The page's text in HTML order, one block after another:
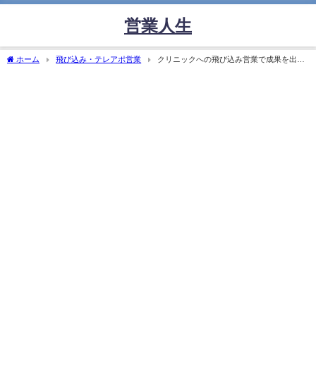
営業人生
ホーム 飛び込み・テレアポ営業
クリニックへの飛び込み営業で成果を出す